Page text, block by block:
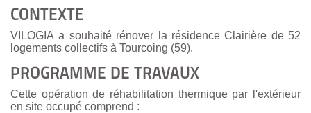
CONTEXTE
VILOGIA a souhaité rénover la résidence Clairière de 52
logements collectifs à Tourcoing (59).
PROGRAMME DE TRAVAUX
Cette opération de réhabilitation thermique par l'extérieur
en site occupé comprend :